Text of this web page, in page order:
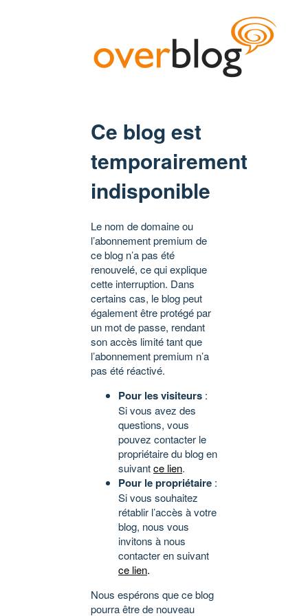
Ce blog est
temporairement
indisponible
Le nom de domaine ou
l’abonnement premium de
ce blog n’a pas été
renouvelé, ce qui explique
cette interruption. Dans
certains cas, le blog peut
également être protégé par
un mot de passe, rendant
son accès limité tant que
l’abonnement premium n’a
pas été réactivé.
Pour les visiteurs :
Si vous avez des
questions, vous
pouvez contacter le
propriétaire du blog en
suivantce lien.
Pour le propriétaire :
Si vous souhaitez
rétablir l’accès à votre
blog, nous vous
invitons à nous
contacter en suivant
ce lien.
Nous espérons que ce blog
pourra être de nouveau